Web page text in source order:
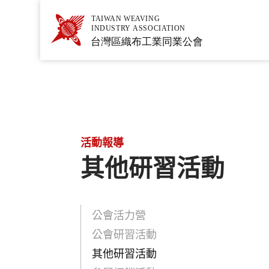
活動報導
其他研習活動
公會活力營
公會研習活動
其他研習活動